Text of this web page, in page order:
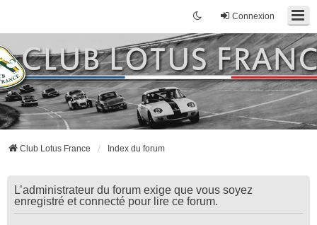
Connexion
Club Lotus France Index du forum
L’administrateur du forum exige que vous soyez
enregistré et connecté pour lire ce forum.